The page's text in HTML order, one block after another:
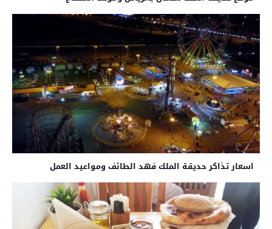
اسعار تذاكر حديقة الملك فهد الطائف ومواعيد العمل